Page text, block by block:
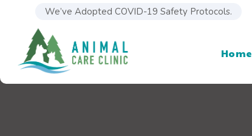
We’ve Adopted COVID-19 Safety Protocols.
Home